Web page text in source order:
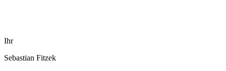
Ihr
Sebastian Fitzek